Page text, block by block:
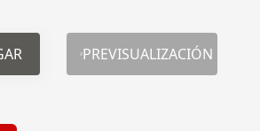
PREVISUALIZACIÓN